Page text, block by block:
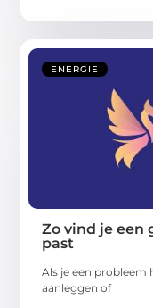
ENERGIE
Zo vind je een
past
Als je een probleem
aanleggen of